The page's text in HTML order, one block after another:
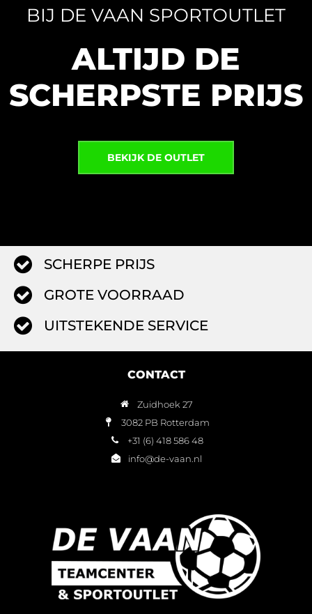
BIJ DE VAAN SPORTOUTLET
ALTIJD DE
SCHERPSTE PRIJS
BEKIJK DE OUTLET
SCHERPE PRIJS
GROTE VOORRAAD
UITSTEKENDE SERVICE
CONTACT
Zuidhoek 27
3082 PB Rotterdam
+31 (6) 418 586 48
info@de-vaan.nl